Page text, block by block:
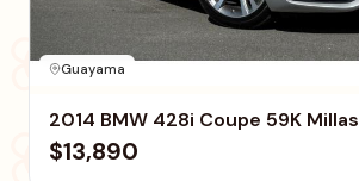
Guayama
2014 BMW 428i Coupe 59K Millas
$13,890